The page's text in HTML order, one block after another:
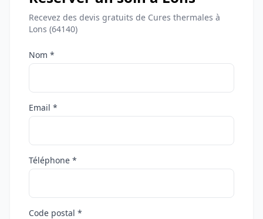
Recevez des devis gratuits de Cures thermales à
Lons (64140)
Nom *
Email *
Téléphone *
Code postal *